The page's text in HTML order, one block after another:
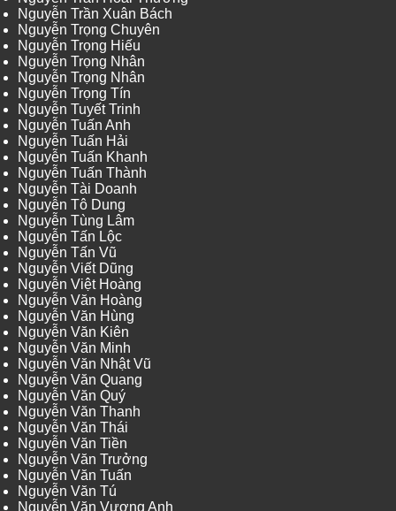
Nguyễn Trần Xuân Bách
Nguyễn Trọng Chuyên
Nguyễn Trọng Hiếu
Nguyễn Trọng Nhân
Nguyễn Trọng Nhân
Nguyễn Trọng Tín
Nguyễn Tuyết Trinh
Nguyễn Tuấn Anh
Nguyễn Tuấn Hải
Nguyễn Tuấn Khanh
Nguyễn Tuấn Thành
Nguyễn Tài Doanh
Nguyễn Tô Dung
Nguyễn Tùng Lâm
Nguyễn Tấn Lộc
Nguyễn Tấn Vũ
Nguyễn Viết Dũng
Nguyễn Việt Hoàng
Nguyễn Văn Hoàng
Nguyễn Văn Hùng
Nguyễn Văn Kiên
Nguyễn Văn Minh
Nguyễn Văn Nhật Vũ
Nguyễn Văn Quang
Nguyễn Văn Quý
Nguyễn Văn Thanh
Nguyễn Văn Thái
Nguyễn Văn Tiền
Nguyễn Văn Trưởng
Nguyễn Văn Tuấn
Nguyễn Văn Tú
Nguyễn Văn Vương Anh